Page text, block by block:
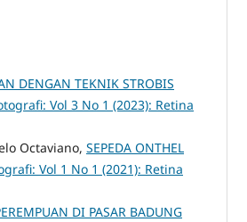
DENGAN TEKNIK STROBIS
Vol 3 No 1 (2023): Retina
Octaviano, SEPEDA ONTHEL
Vol 1 No 1 (2021): Retina
DI PASAR BADUNG